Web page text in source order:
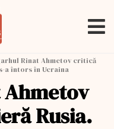
Rinat Ahmetov critică
a întors în Ucraina
Rusia.